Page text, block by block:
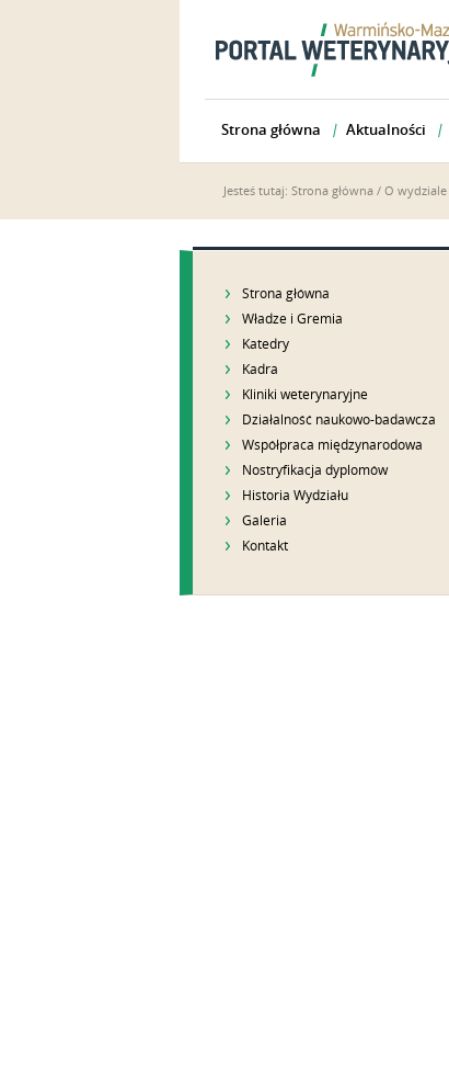
Strona główna Aktualności
Jesteś tutaj: Strona główna / O wydziale
Strona główna
Władze i Gremia
Katedry
Kadra
Kliniki weterynaryjne
Działalność naukowo-badawcza
Współpraca międzynarodowa
Nostryfikacja dyplomów
Historia Wydziału
Galeria
Kontakt